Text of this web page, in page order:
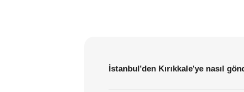
İstanbul'den Kırıkkale'ye nasıl